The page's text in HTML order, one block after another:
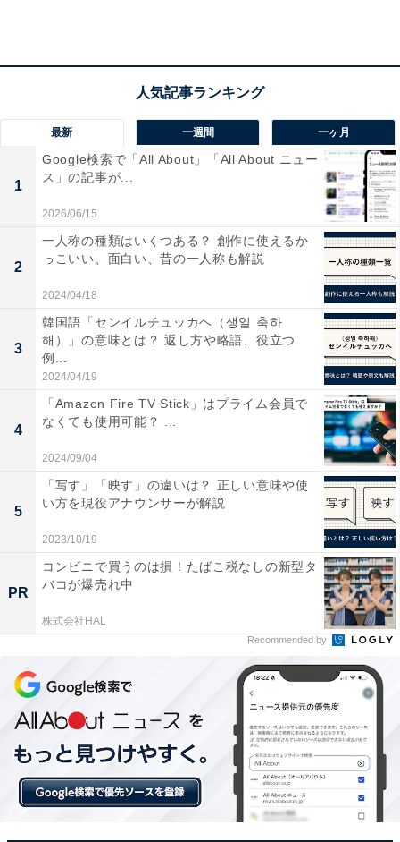
コロナ禍によって就職／転職意欲はどのように変わりましたか？
コロナ禍による就職活動への意欲の変化は、既卒者
25.0％、離職者（第二新卒）23.0％、在職者（第二新
卒）の33.8％が「意欲が上がった」と回答しました。
「リモートワークが進むなど自由で働きやすい環境が整
備されてきたから」「コロナで仕事が減る中で、会社に
頼ることなく自分の価値を上げる必要性を感じたから」
など、コロナ禍による自身のスキルアップや希望とする
働き方の変化、現状への危機感が背景にある人が多くみ
られました。また、「募集が少なくなっているため、本
気でやらないと良い結果にならないから」というコメン
トも見られました。
最新 一週間 一ヶ月
1
Google検索で「All About」「All About ニュー
ス」の記事が...
2026/06/15
2
一人称の種類はいくつある？ 創作に使えるか
っこいい、面白い、昔の一人称も解説
2024/04/18
3
韓国語「センイルチュッカヘ（생일 축하
해）」の意味とは？ 返し方や略語、役立つ
例...
2024/04/19
4
「Amazon Fire TV Stick」はプライム会員で
なくても使用可能？ ...
2024/09/04
5
「写す」「映す」の違いは？ 正しい意味や使
い方を現役アナウンサーが解説
2023/10/19
PR
コンビニで買うのは損！たばこ税なしの新型タ
バコが爆売れ中
株式会社HAL
Recommended by